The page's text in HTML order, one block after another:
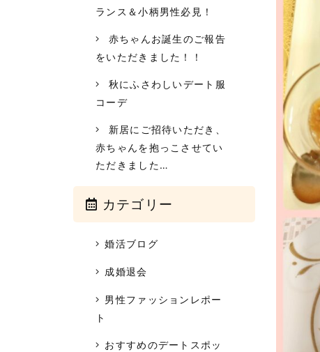
ランス＆小柄男性必見！
赤ちゃんお誕生のご報告
をいただきました！！
秋にふさわしいデート服
コーデ
新居にご招待いただき、
赤ちゃんを抱っこさせてい
ただきました…
カテゴリー
婚活ブログ
成婚退会
男性ファッションレポー
ト
おすすめのデートスポッ